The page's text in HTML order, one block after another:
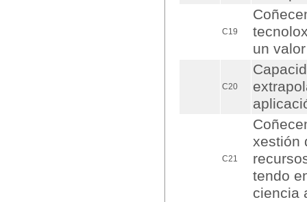
C19
un
C20
C21
xestión
tendo
ciencia